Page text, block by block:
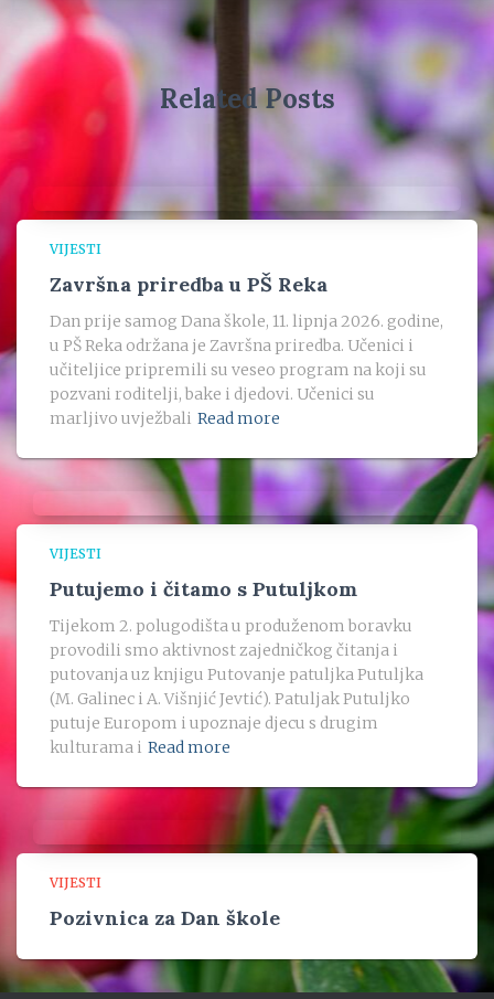
Related Posts
VIJESTI
Završna priredba u PŠ Reka
Dan prije samog Dana škole, 11. lipnja 2026. godine,
u PŠ Reka održana je Završna priredba. Učenici i
učiteljice pripremili su veseo program na koji su
pozvani roditelji, bake i djedovi. Učenici su
marljivo uvježbali Read more
VIJESTI
Putujemo i čitamo s Putuljkom
Tijekom 2. polugodišta u produženom boravku
provodili smo aktivnost zajedničkog čitanja i
putovanja uz knjigu Putovanje patuljka Putuljka
(M. Galinec i A. Višnjić Jevtić). Patuljak Putuljko
putuje Europom i upoznaje djecu s drugim
kulturama i Read more
VIJESTI
Pozivnica za Dan škole